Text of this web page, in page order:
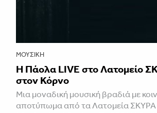
ΜΟΥΣΙΚΉ
Η Πάολα LIVE στο Λατομείο
στον Κόρνο
Μια μοναδική μουσική βραδιά με
αποτύπωμα από τα Λατομεία